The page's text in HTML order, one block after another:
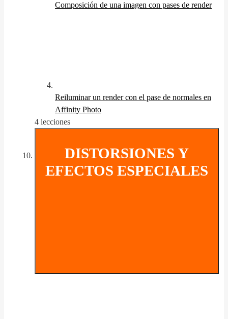
Composición de una imagen con pases de render
Reiluminar un render con el pase de normales en
Affinity Photo
4 lecciones
DISTORSIONES Y
EFECTOS ESPECIALES